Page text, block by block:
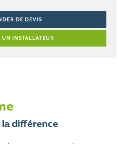
DE DEVIS
UN INSTALLATEUR
différence